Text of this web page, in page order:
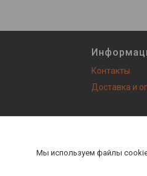
Контакты
Доставка и
Мы используем файлы
AutoNEXT - все запасные